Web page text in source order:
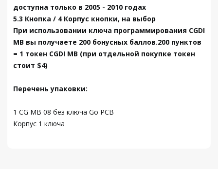
доступна только в 2005 - 2010 годах
5.3 Кнопка / 4 Корпус кнопки, на выбор
При использовании ключа программирования CGDI
MB вы получаете 200 бонусных баллов.200 пунктов
= 1 токен CGDI MB (при отдельной покупке токен
стоит $4)
Перечень упаковки:
1 CG MB 08 без ключа Go PCB
Корпус 1 ключа